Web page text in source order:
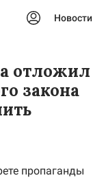
Новости
отложил
закона
пропаганды